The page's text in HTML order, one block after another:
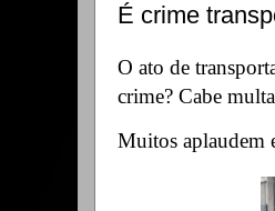
É crime
O ato de
crime? Cabe
Muitos aplaudem